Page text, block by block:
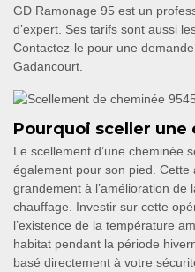
GD Ramonage 95 est un
d’expert. Ses tarifs sont aussi
Contactez-le pour une
Gadancourt.
Pourquoi sceller une
Le scellement d’une cheminée
également pour son pied.
grandement à l’amélioration de
chauffage. Investir sur cette
l’existence de la température
habitat pendant la période
basé directement à votre